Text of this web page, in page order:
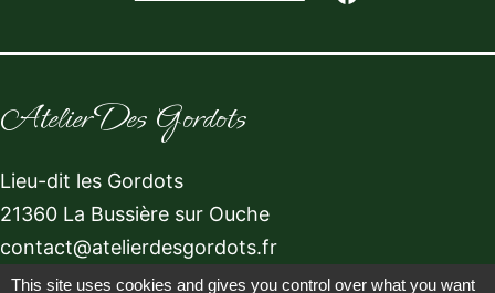
Atelier Des Gordots
Lieu-dit les Gordots
21360 La Bussière sur Ouche
contact@atelierdesgordots.fr
TEL: 07.64.39.59.44
This site uses cookies and gives you control over what you want